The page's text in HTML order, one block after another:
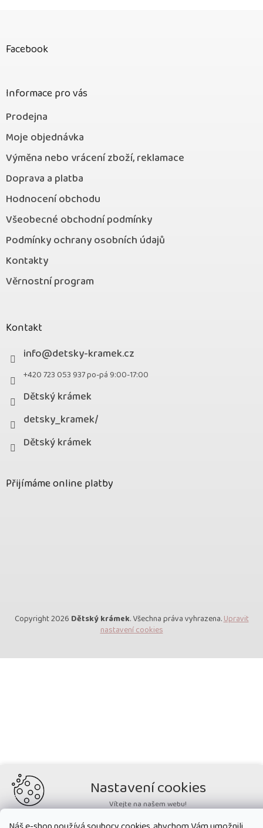
Facebook
Informace pro vás
Prodejna
Moje objednávka
Výměna nebo vrácení zboží, reklamace
Doprava a platba
Hodnocení obchodu
Všeobecné obchodní podmínky
Podmínky ochrany osobních údajů
Kontakty
Věrnostní program
Kontakt
info@detsky-kramek.cz
+420 723 053 937 po-pá 9:00-17:00
Dětský krámek
detsky_kramek/
Dětský krámek
Přijímáme online platby
Copyright 2026 Dětský krámek. Všechna práva vyhrazena.Upravit
nastavení cookies
Nastavení cookies
Vítejte na našem webu!
Potřebujeme nastavit cookies a související technologie, aby